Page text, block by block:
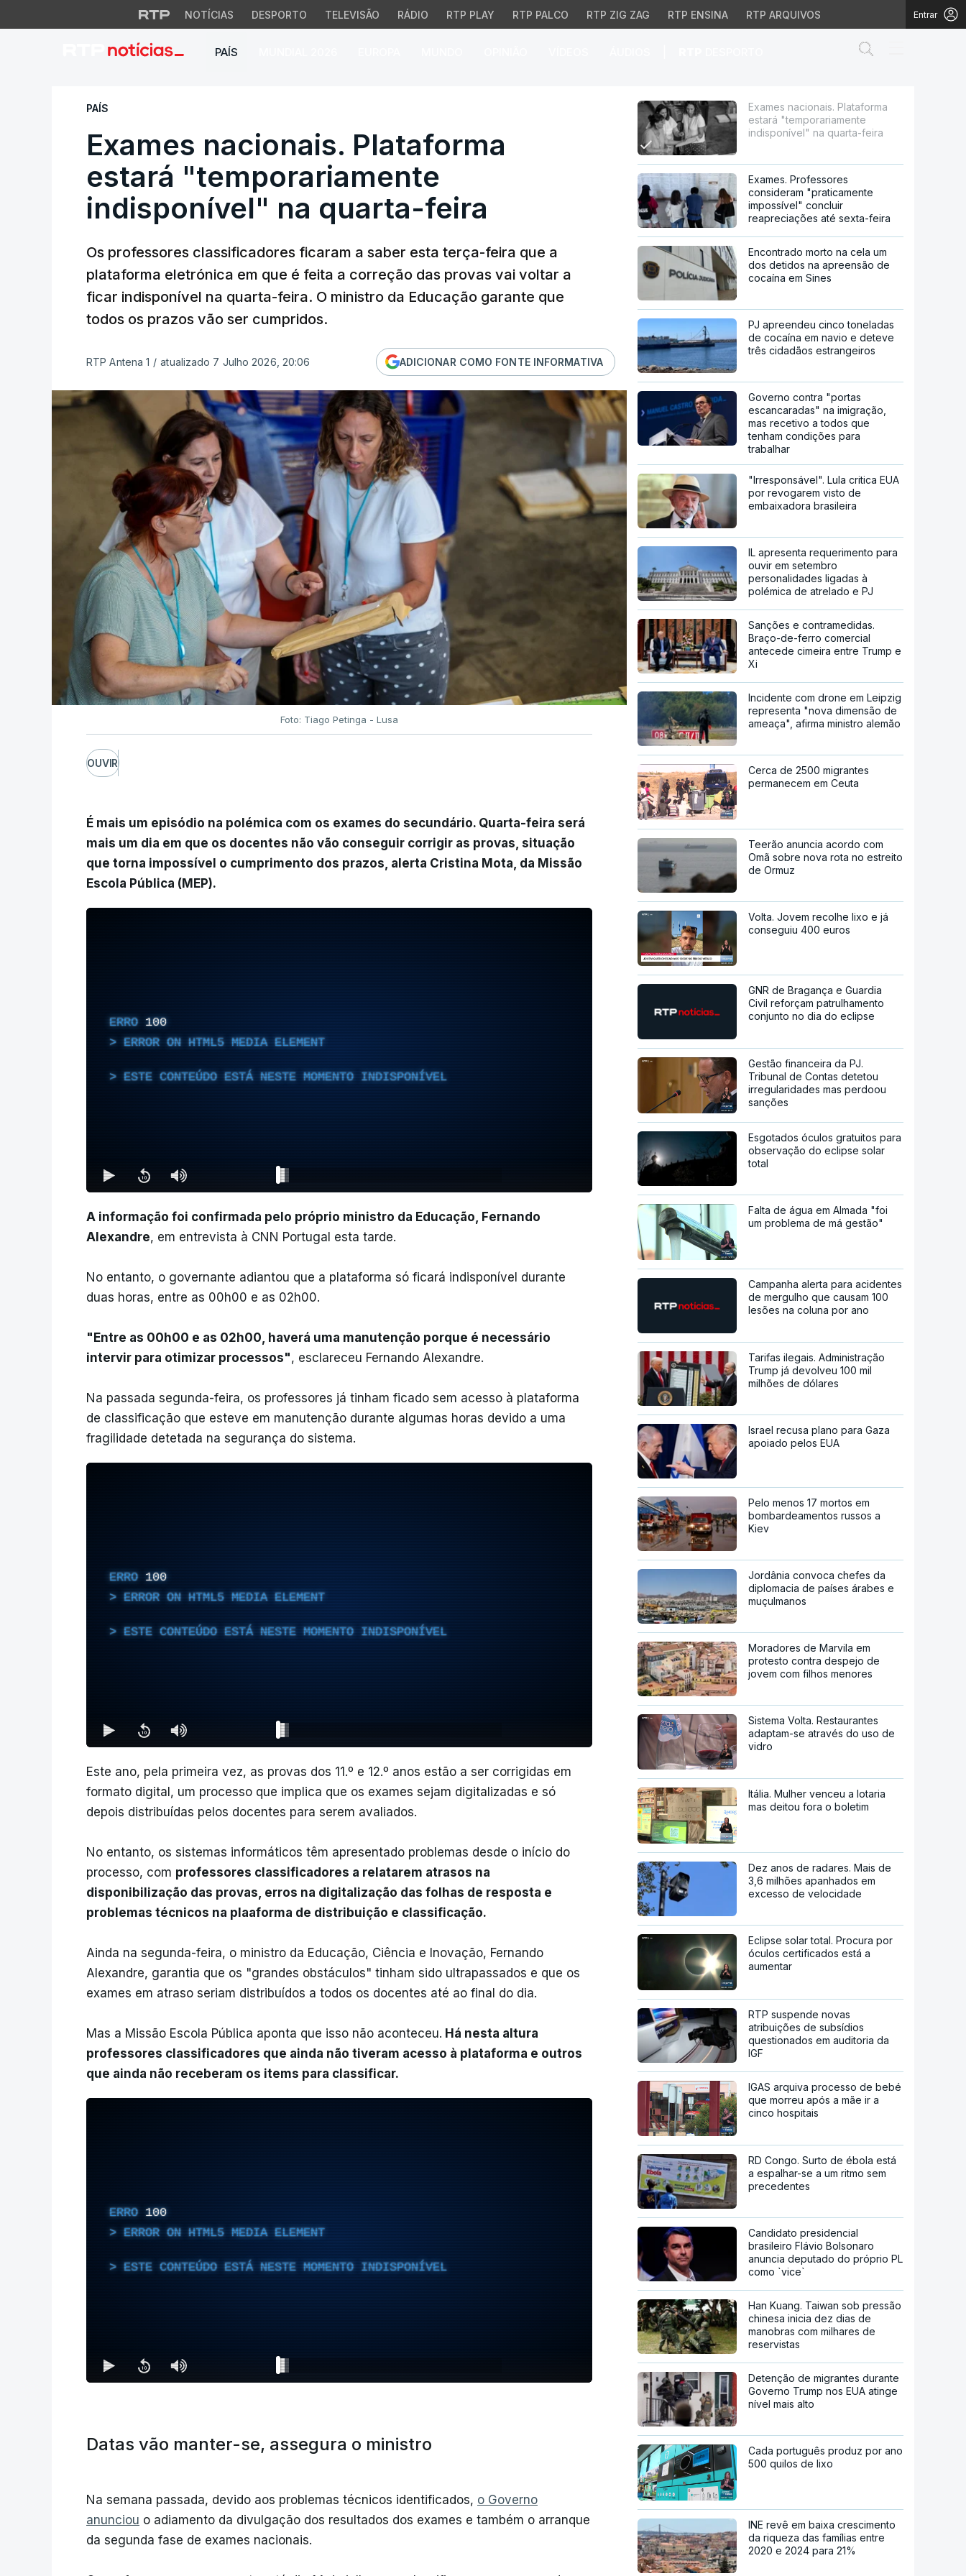
NOTÍCIAS DESPORTO TELEVISÃO RÁDIO RTP PLAY RTP PALCO RTP ZIG ZAG RTP ENSINA RTP ARQUIVOS Entrar
PAÍS
Exames nacionais. Plataforma estará "temporariamente
PAÍS
Exames nacionais. Plataforma
estará "temporariamente
indisponível" na quarta-feira
Os professores classificadores ficaram a saber esta terça-feira que a
plataforma eletrónica em que é feita a correção das provas vai voltar a
ficar indisponível na quarta-feira. O ministro da Educação garante que
todos os prazos vão ser cumpridos.
RTP Antena 1 / atualizado 7 Julho 2026, 20:06 ADICIONAR COMO FONTE INFORMATIVA
Foto: Tiago Petinga - Lusa
OUVIR
É mais um episódio na polémica com os exames do secundário. Quarta-feira será
mais um dia em que os docentes não vão conseguir corrigir as provas, situação
que torna impossível o cumprimento dos prazos, alerta Cristina Mota, da Missão
Escola Pública (MEP).
ERRO 100
ERROR ON HTML5 MEDIA ELEMENT
ESTE CONTEÚDO ESTÁ NESTE MOMENTO INDISPONÍVEL
A informação foi confirmada pelo próprio ministro da Educação, Fernando
Alexandre, em entrevista à CNN Portugal esta tarde.
No entanto, o governante adiantou que a plataforma só ficará indisponível durante
duas horas, entre as 00h00 e as 02h00.
"Entre as 00h00 e as 02h00, haverá uma manutenção porque é necessário
intervir para otimizar processos", esclareceu Fernando Alexandre.
Na passada segunda-feira, os professores já tinham ficado sem acesso à plataforma
de classificação que esteve em manutenção durante algumas horas devido a uma
fragilidade detetada na segurança do sistema.
ERRO 100
ERROR ON HTML5 MEDIA ELEMENT
ESTE CONTEÚDO ESTÁ NESTE MOMENTO INDISPONÍVEL
Este ano, pela primeira vez, as provas dos 11.º e 12.º anos estão a ser corrigidas em
formato digital, um processo que implica que os exames sejam digitalizadas e só
depois distribuídas pelos docentes para serem avaliados.
No entanto, os sistemas informáticos têm apresentado problemas desde o início do
processo, com professores classificadores a relatarem atrasos na
disponibilização das provas, erros na digitalização das folhas de resposta e
problemas técnicos na plaaforma de distribuição e classificação.
Ainda na segunda-feira, o ministro da Educação, Ciência e Inovação, Fernando
Alexandre, garantia que os "grandes obstáculos" tinham sido ultrapassados e que os
exames em atraso seriam distribuídos a todos os docentes até ao final do dia.
Mas a Missão Escola Pública aponta que isso não aconteceu. Há nesta altura
professores classificadores que ainda não tiveram acesso à plataforma e outros
que ainda não receberam os items para classificar.
ERRO 100
ERROR ON HTML5 MEDIA ELEMENT
ESTE CONTEÚDO ESTÁ NESTE MOMENTO INDISPONÍVEL
Datas vão manter-se, assegura o ministro
Na semana passada, devido aos problemas técnicos identificados, o Governo
anunciou o adiamento da divulgação dos resultados dos exames e também o arranque
da segunda fase de exames nacionais.
Exames nacionais. Plataforma
estará "temporariamente
indisponível" na quarta-feira
Exames. Professores
consideram "praticamente
impossível" concluir
reapreciações até sexta-feira
Encontrado morto na cela um
dos detidos na apreensão de
cocaína em Sines
PJ apreendeu cinco toneladas
de cocaína em navio e deteve
três cidadãos estrangeiros
Governo contra "portas
escancaradas" na imigração,
mas recetivo a todos que
tenham condições para
trabalhar
"Irresponsável". Lula critica EUA
por revogarem visto de
embaixadora brasileira
IL apresenta requerimento para
ouvir em setembro
personalidades ligadas à
polémica de atrelado e PJ
Sanções e contramedidas.
Braço-de-ferro comercial
antecede cimeira entre Trump e
Xi
Incidente com drone em Leipzig
representa "nova dimensão de
ameaça", afirma ministro alemão
Cerca de 2500 migrantes
permanecem em Ceuta
Teerão anuncia acordo com
Omã sobre nova rota no estreito
de Ormuz
Volta. Jovem recolhe lixo e já
conseguiu 400 euros
GNR de Bragança e Guardia
Civil reforçam patrulhamento
conjunto no dia do eclipse
Gestão financeira da PJ.
Tribunal de Contas detetou
irregularidades mas perdoou
sanções
Esgotados óculos gratuitos para
observação do eclipse solar
total
Falta de água em Almada "foi
um problema de má gestão"
Campanha alerta para acidentes
de mergulho que causam 100
lesões na coluna por ano
Tarifas ilegais. Administração
Trump já devolveu 100 mil
milhões de dólares
Israel recusa plano para Gaza
apoiado pelos EUA
Pelo menos 17 mortos em
bombardeamentos russos a
Kiev
Jordânia convoca chefes da
diplomacia de países árabes e
muçulmanos
Moradores de Marvila em
protesto contra despejo de
jovem com filhos menores
Sistema Volta. Restaurantes
adaptam-se através do uso de
vidro
Itália. Mulher venceu a lotaria
mas deitou fora o boletim
Dez anos de radares. Mais de
3,6 milhões apanhados em
excesso de velocidade
Eclipse solar total. Procura por
óculos certificados está a
aumentar
RTP suspende novas
atribuições de subsídios
questionados em auditoria da
IGF
IGAS arquiva processo de bebé
que morreu após a mãe ir a
cinco hospitais
RD Congo. Surto de ébola está
a espalhar-se a um ritmo sem
precedentes
Candidato presidencial
brasileiro Flávio Bolsonaro
anuncia deputado do próprio PL
como `vice`
Han Kuang. Taiwan sob pressão
chinesa inicia dez dias de
manobras com milhares de
reservistas
Detenção de migrantes durante
Governo Trump nos EUA atinge
nível mais alto
Cada português produz por ano
500 quilos de lixo
INE revê em baixa crescimento
da riqueza das famílias entre
2020 e 2024 para 21%